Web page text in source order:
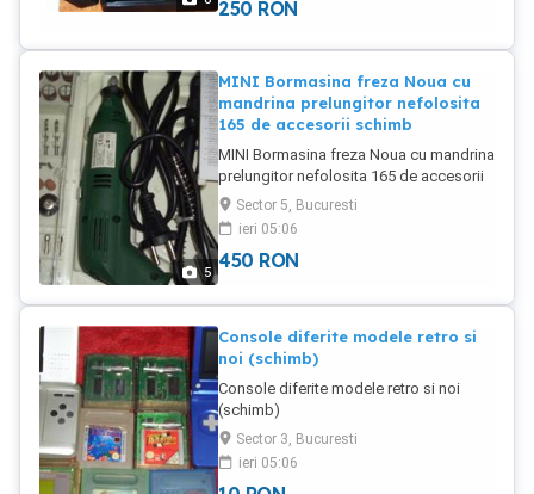
250 RON
5
MINI Bormasina freza Noua cu
mandrina prelungitor nefolosita
165 de accesorii schimb
MINI Bormasina freza Noua cu mandrina
prelungitor nefolosita 165 de accesorii
schimb
Sector 5, Bucuresti
ieri 05:06
450 RON
Console diferite modele retro si
noi (schimb)
Console diferite modele retro si noi
(schimb)
Sector 3, Bucuresti
ieri 05:06